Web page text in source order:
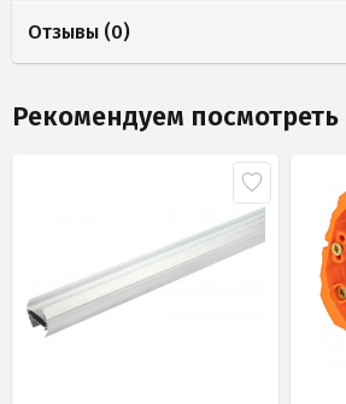
Отзывы (0)
Рекомендуем посмотреть